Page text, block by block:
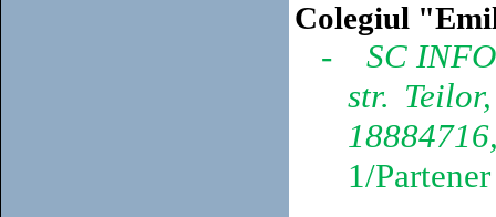
Colegiul
-
SC
str.
1/